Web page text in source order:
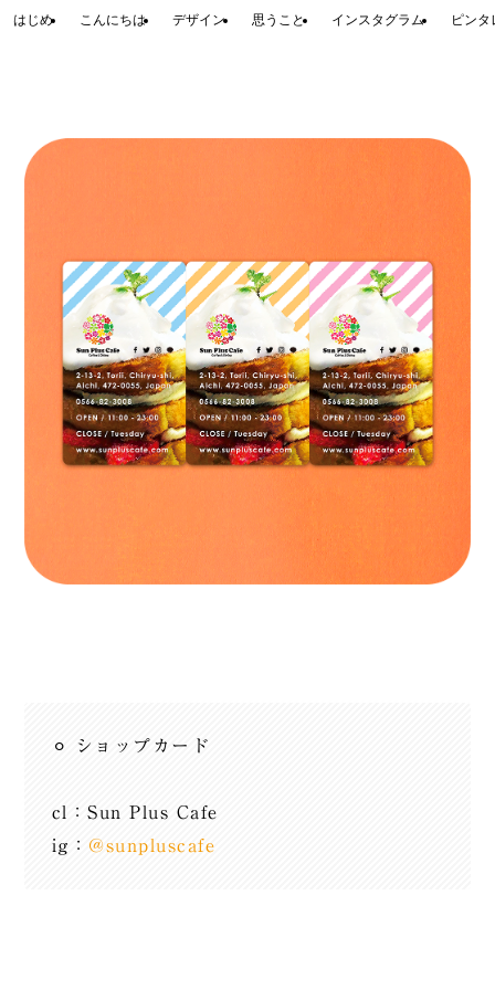
はじめ こんにちは デザイン 思うこと インスタグラム ピンタ
⚪︎ ショップカード
cl：Sun Plus Cafe
ig： @sunpluscafe